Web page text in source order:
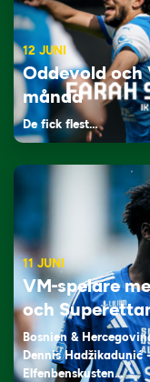
12 JUNI
Oddevold och
månad
De fick flest…
11 JUNI
VM-spelare
och
Bosnien &
Dennis Hadžikadunić
Elfenbenskusten…